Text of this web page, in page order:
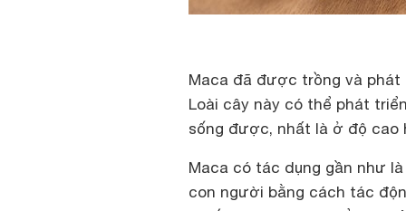
Maca đã được trồng và phát
Loài cây này có thể phát
sống được, nhất là ở độ cao
Maca có tác dụng gần như
con người bằng cách tác